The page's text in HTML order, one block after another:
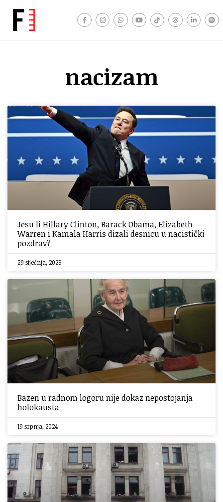
nacizam
Jesu li Hillary Clinton, Barack Obama, Elizabeth
Warren i Kamala Harris dizali desnicu u nacistički
pozdrav?
29 siječnja, 2025
Bazen u radnom logoru nije dokaz nepostojanja
holokausta
19 srpnja, 2024